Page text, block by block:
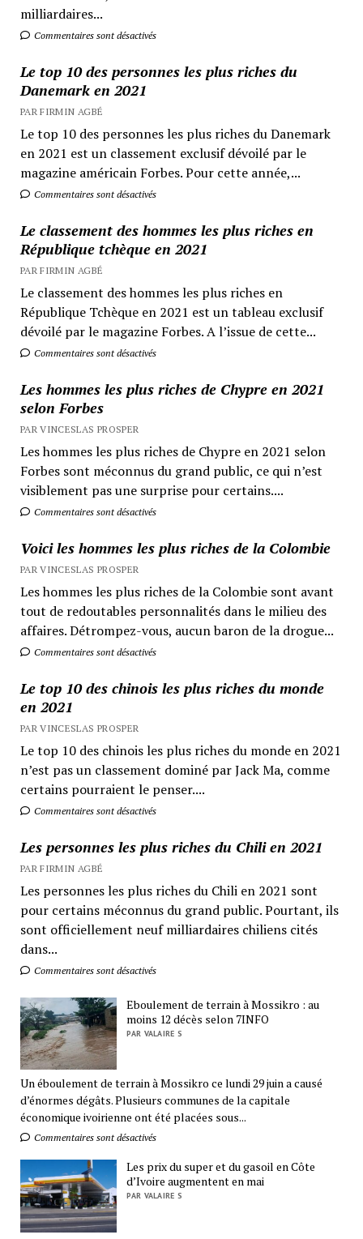
milliardaires...
Commentaires sont désactivés
Le top 10 des personnes les plus riches du
Danemark en 2021
PAR FIRMIN AGBÉ
Le top 10 des personnes les plus riches du Danemark
en 2021 est un classement exclusif dévoilé par le
magazine américain Forbes. Pour cette année,...
Commentaires sont désactivés
Le classement des hommes les plus riches en
République tchèque en 2021
PAR FIRMIN AGBÉ
Le classement des hommes les plus riches en
République Tchèque en 2021 est un tableau exclusif
dévoilé par le magazine Forbes. A l’issue de cette...
Commentaires sont désactivés
Les hommes les plus riches de Chypre en 2021
selon Forbes
PAR VINCESLAS PROSPER
Les hommes les plus riches de Chypre en 2021 selon
Forbes sont méconnus du grand public, ce qui n’est
visiblement pas une surprise pour certains....
Commentaires sont désactivés
Voici les hommes les plus riches de la Colombie
PAR VINCESLAS PROSPER
Les hommes les plus riches de la Colombie sont avant
tout de redoutables personnalités dans le milieu des
affaires. Détrompez-vous, aucun baron de la drogue...
Commentaires sont désactivés
Le top 10 des chinois les plus riches du monde
en 2021
PAR VINCESLAS PROSPER
Le top 10 des chinois les plus riches du monde en 2021
n’est pas un classement dominé par Jack Ma, comme
certains pourraient le penser....
Commentaires sont désactivés
Les personnes les plus riches du Chili en 2021
PAR FIRMIN AGBÉ
Les personnes les plus riches du Chili en 2021 sont
pour certains méconnus du grand public. Pourtant, ils
sont officiellement neuf milliardaires chiliens cités
dans...
Commentaires sont désactivés
Eboulement de terrain à Mossikro : au
moins 12 décès selon 7INFO
PAR VALAIRE S
Un éboulement de terrain à Mossikro ce lundi 29 juin a causé
d’énormes dégâts. Plusieurs communes de la capitale
économique ivoirienne ont été placées sous...
Commentaires sont désactivés
Les prix du super et du gasoil en Côte
d’Ivoire augmentent en mai
PAR VALAIRE S